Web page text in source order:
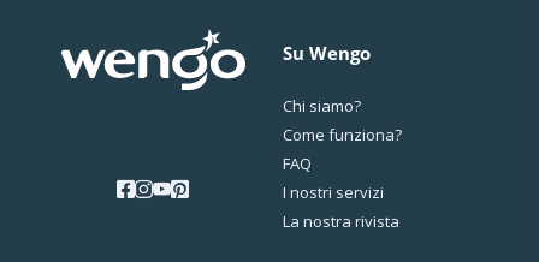
Su Wengo
Chi siamo?
Come funziona?
FAQ
I nostri servizi
La nostra rivista